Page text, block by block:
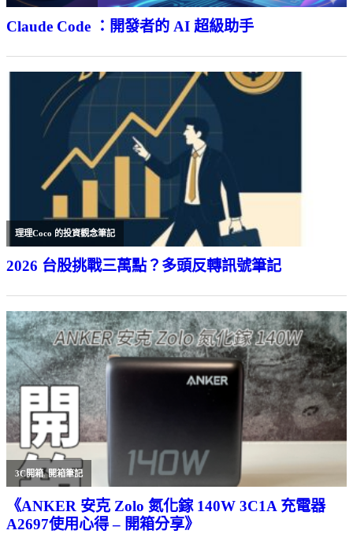
Claude Code ：開發者的 AI 超級助手
理理Coco 的投資觀念筆記
2026 台股挑戰三萬點？多頭反轉訊號筆記
3C開箱,開箱筆記
《ANKER 安克 Zolo 氮化鎵 140W 3C1A 充電器
A2697使用心得 – 開箱分享》